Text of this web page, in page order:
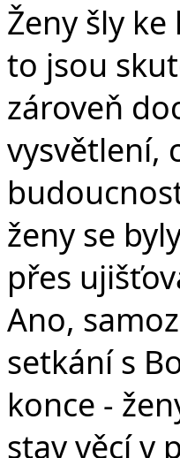
Ženy šly
to jsou
zároveň
vysvětlení,
ženy se
přes
Ano,
setkání s
konce -
stav věcí v